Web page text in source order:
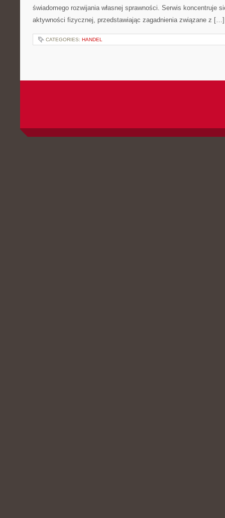
świadomego rozwijania własnej sprawności. Serwis koncentruje
aktywności fizycznej, przedstawiając zagadnienia związane z […]
CATEGORIES: HANDEL